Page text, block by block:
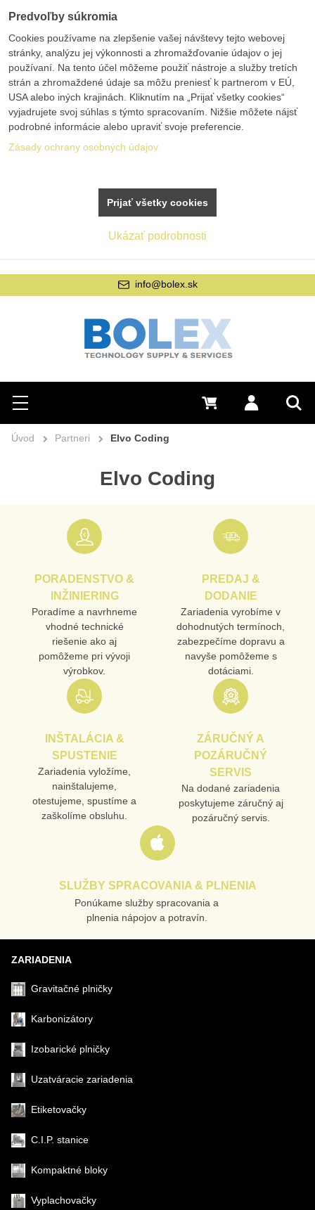
Hľadať
Menu Prihlásiť sa
0 €
Úvod Partneri Elvo Coding
Elvo Coding
PORADENSTVO &
INŽINIERING
Poradíme a navrhneme
vhodné technické
riešenie ako aj
pomôžeme pri vývoji
výrobkov.
PREDAJ &
DODANIE
Zariadenia vyrobíme v
dohodnutých termínoch,
zabezpečíme dopravu a
navyše pomôžeme s
dotáciami.
INŠTALÁCIA &
SPUSTENIE
Zariadenia vyložíme,
nainštalujeme,
otestujeme, spustíme a
zaškolíme obsluhu.
ZÁRUČNÝ A
POZÁRUČNÝ
SERVIS
Na dodané zariadenia
poskytujeme záručný aj
pozáručný servis.
SLUŽBY SPRACOVANIA & PLNENIA
Ponúkame služby spracovania a
plnenia nápojov a potravín.
ZARIADENIA
Gravitačné plničky
Karbonizátory
Izobarické plničky
Uzatváracie zariadenia
Etiketovačky
C.I.P. stanice
Kompaktné bloky
Vyplachovačky
Predvoľby súkromia
Cookies používame na zlepšenie vašej návštevy tejto webovej
stránky, analýzu jej výkonnosti a zhromažďovanie údajov o jej
používaní. Na tento účel môžeme použiť nástroje a služby tretích
strán a zhromaždené údaje sa môžu preniesť k partnerom v EÚ,
USA alebo iných krajinách. Kliknutím na „Prijať všetky cookies“
vyjadrujete svoj súhlas s týmto spracovaním. Nižšie môžete nájsť
podrobné informácie alebo upraviť svoje preferencie.
Zásady ochrany osobných údajov
Ukázať podrobnosti
Prijať všetky cookies